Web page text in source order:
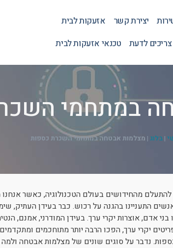
יצירת קשר
אזעקות לבית
לדעת טכנאי אזעקות לבית
במתחמי
|בלוג | מצלמות אבטחה במתחמי השכרת כספות
מהחידושים בעולם הטכנולוגיה, כאשר
התעניינו בהגנה על רכוש. כבר בעידן העתיק,
אדם, אוצרות יקרי ערך. בעידן המודרני, אמנם,
יקרי ערך, הפכו הרבה יותר מתוחכמים
נדבר על סוגים שונים של מצלמות אבטחה